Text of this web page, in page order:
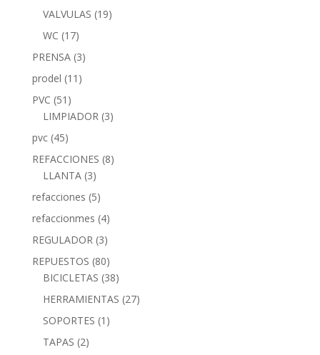
VALVULAS (19)
WC (17)
PRENSA (3)
prodel (11)
PVC (51)
LIMPIADOR (3)
pvc (45)
REFACCIONES (8)
LLANTA (3)
refacciones (5)
refaccionmes (4)
REGULADOR (3)
REPUESTOS (80)
BICICLETAS (38)
HERRAMIENTAS (27)
SOPORTES (1)
TAPAS (2)